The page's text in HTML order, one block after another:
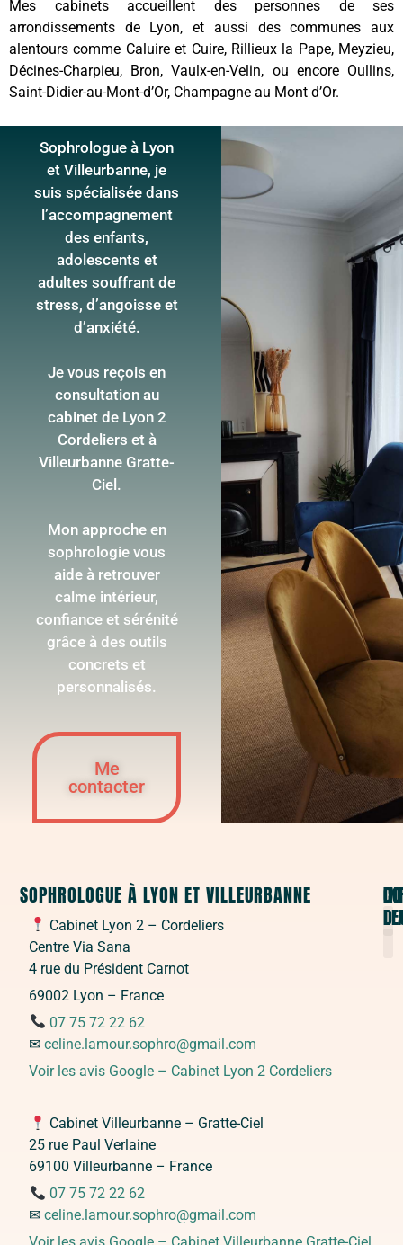
Mes cabinets accueillent des personnes de ses
arrondissements de Lyon, et aussi des communes aux
alentours comme Caluire et Cuire, Rillieux la Pape, Meyzieu,
Décines-Charpieu, Bron, Vaulx-en-Velin, ou encore Oullins,
Saint-Didier-au-Mont-d’Or, Champagne au Mont d’Or.
Sophrologue à Lyon
et Villeurbanne, je
suis spécialisée dans
l’accompagnement
des enfants,
adolescents et
adultes souffrant de
stress, d’angoisse et
d’anxiété.
Je vous reçois en
consultation au
cabinet de Lyon 2
Cordeliers et à
Villeurbanne Gratte-
Ciel.
Mon approche en
sophrologie vous
aide à retrouver
calme intérieur,
confiance et sérénité
grâce à des outils
concrets et
personnalisés.
Me
contacter
SOPHROLOGUE À LYON ET VILLEURBANNE
Cabinet Lyon 2 – Cordeliers
Centre Via Sana
4 rue du Président Carnot
69002 Lyon – France
07 75 72 22 62
✉celine.lamour.sophro@gmail.com
Voir les avis Google – Cabinet Lyon 2 Cordeliers
Cabinet Villeurbanne – Gratte-Ciel
25 rue Paul Verlaine
69100 Villeurbanne – France
07 75 72 22 62
✉celine.lamour.sophro@gmail.com